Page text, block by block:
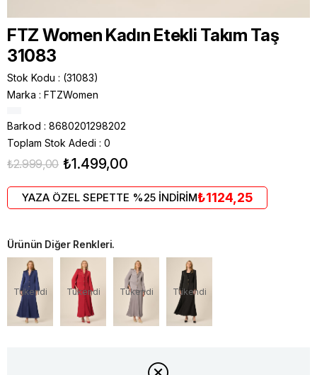
FTZ Women Kadın Etekli Takım Taş
31083
Stok Kodu
(31083)
Marka : FTZWomen
Barkod : 8680201298202
Toplam Stok Adedi : 0
₺2.999,00 ₺1.499,00
YAZA ÖZEL SEPETTE %25 İNDİRİM₺1124,25
Ürünün Diğer Renkleri.
Tükendi Tükendi Tükendi Tükendi